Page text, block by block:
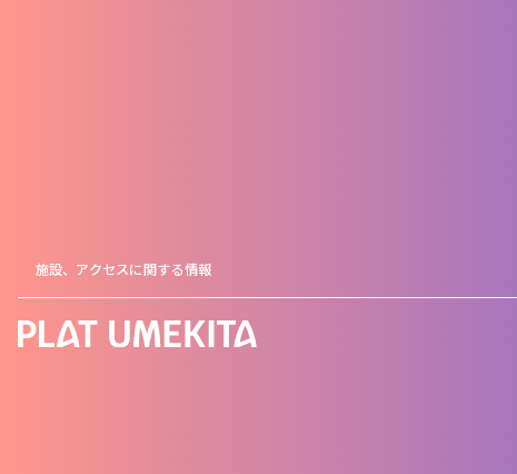
施設、アクセスに関する情報